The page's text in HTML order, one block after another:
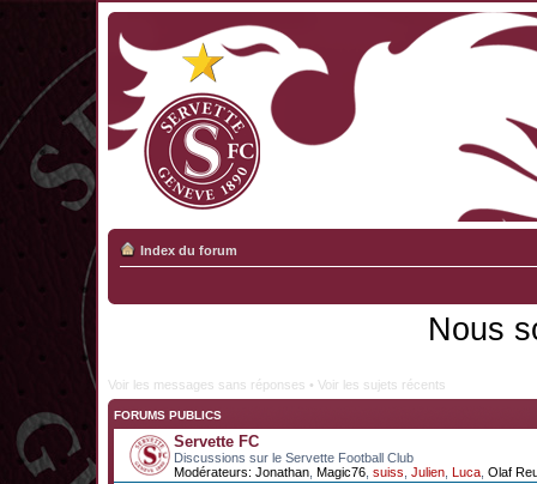
Index du forum
Nous
Voir les messages sans réponses • Voir les sujets récents
FORUMS PUBLICS
Servette FC
Discussions sur le Servette Football Club
Modérateurs: Jonathan Magic76 suiss Julien Luca Olaf